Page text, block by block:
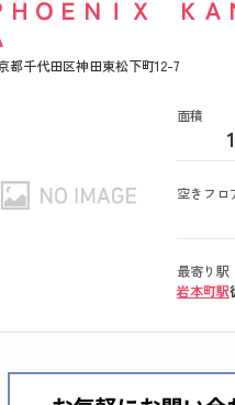
ＨＯＥＮＩＸ ＫＡ
都千代田区神田東松下町12-7
面積
空きフロ
最寄り駅
岩本町駅